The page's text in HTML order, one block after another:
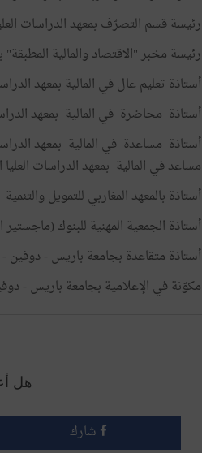
رئيسة قسم التصرّف بمعهد الدراسات
رئيسة مخبر "الاقتصاد والمالية
أستاذة تعليم عال في المالية بمعهد
أستاذة محاضرة في المالية بمعهد
أستاذة مساعدة في المالية بمعهد
مساعد في المالية بمعهد الدراسات
أستاذة بالمعهد المغاربي للتمويل والتنمية
أستاذة الجمعية المهنية للبنوك
أستاذة متقاعدة بجامعة باريس - دوفين
مكوّنة في الإعلامية بجامعة باريس -
هل
شارك